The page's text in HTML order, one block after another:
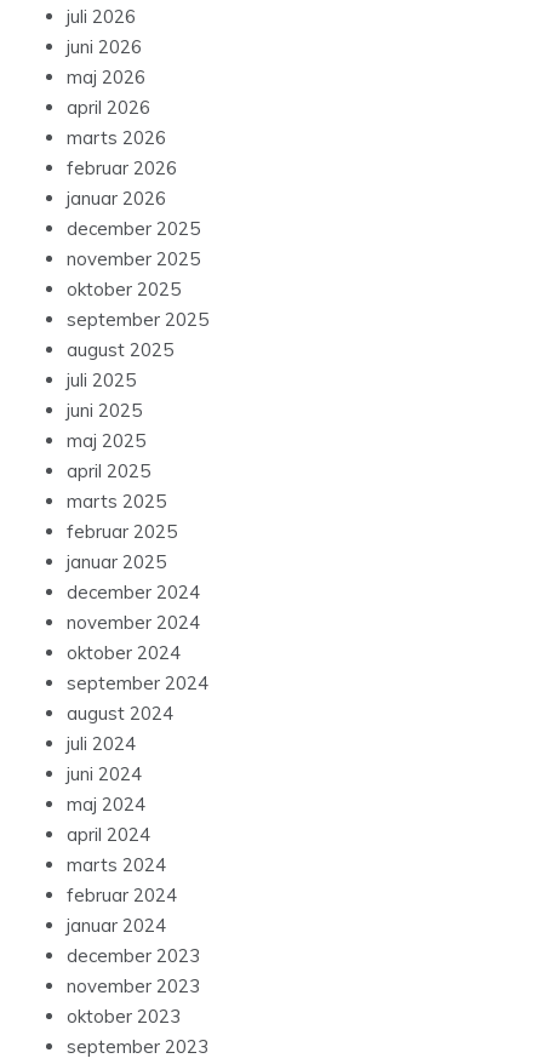
juli 2026
juni 2026
maj 2026
april 2026
marts 2026
februar 2026
januar 2026
december 2025
november 2025
oktober 2025
september 2025
august 2025
juli 2025
juni 2025
maj 2025
april 2025
marts 2025
februar 2025
januar 2025
december 2024
november 2024
oktober 2024
september 2024
august 2024
juli 2024
juni 2024
maj 2024
april 2024
marts 2024
februar 2024
januar 2024
december 2023
november 2023
oktober 2023
september 2023